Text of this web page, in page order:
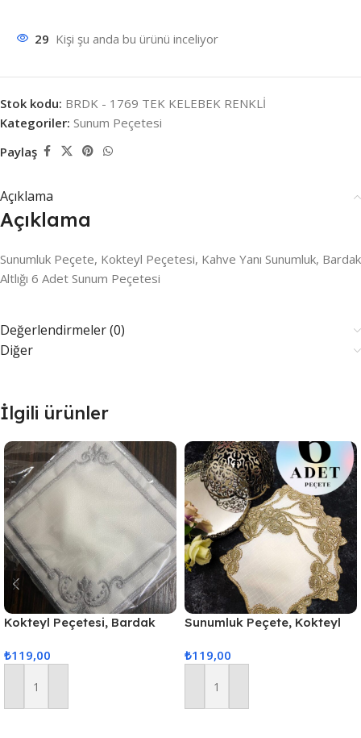
29 Kişi şu anda bu ürünü inceliyor
Stok kodu: BRDK - 1769 TEK KELEBEK RENKLİ
Kategoriler: Sunum Peçetesi
Paylaş
Açıklama
Açıklama
Sunumluk Peçete, Kokteyl Peçetesi, Kahve Yanı Sunumluk, Bardak
Altlığı 6 Adet Sunum Peçetesi
Değerlendirmeler (0)
Diğer
İlgili ürünler
Kokteyl Peçetesi, Bardak
Peçetesi Gri
₺119,00
Sepete Ekle
Sunumluk Peçete, Kokteyl
Sunumluk, Bardak Altlığı 6
₺119,00
Sepete Ekle